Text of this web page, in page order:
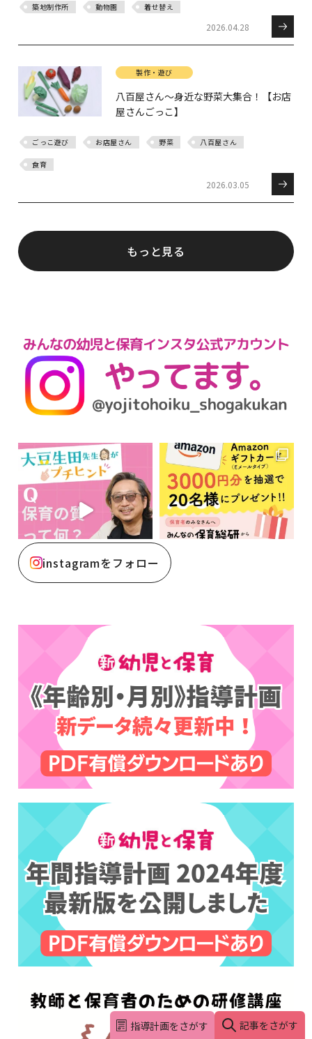
築地制作所 動物園 着せ替え
2026.04.28
製作・遊び
八百屋さん～身近な野菜大集合！【お店
屋さんごっこ】
ごっこ遊び お店屋さん 野菜 八百屋さん
食育
2026.03.05
もっと見る
instagramをフォロー
指導計画をさがす 記事をさがす